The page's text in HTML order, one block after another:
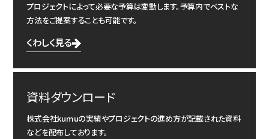
プロジェクトによって必要な予算は変動します。予算内でベストな
方法をご提案することも可能です。
くわしく見る
資料ダウンロード
株式会社kumuの実績やプロジェクトの進め方が記載された資料
などを配布しております。